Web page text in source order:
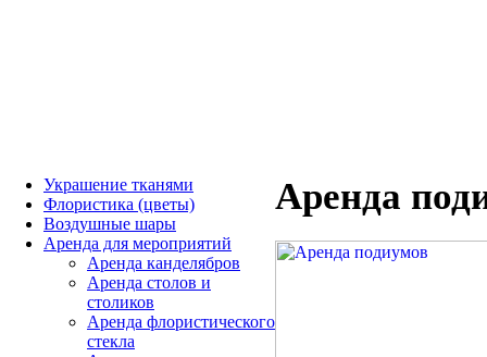
Украшение тканями
Флористика (цветы)
Воздушные шары
Аренда для мероприятий
Аренда канделябров
Аренда столов и
столиков
Аренда флористического
стекла
Аренда